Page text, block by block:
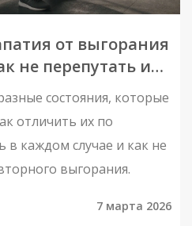
от выгорания
не перепутать и
состояния, которые
отличить их по
в каждом случае и как не
выгорания.
7 марта 2026